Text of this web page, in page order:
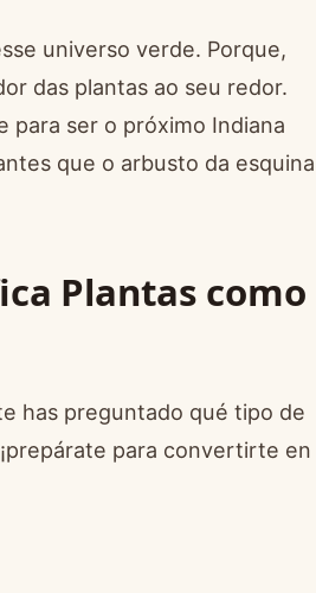
universo verde. Porque,
das plantas ao seu redor.
para ser o próximo Indiana
que o arbusto da esquina
Plantas como
has preguntado qué tipo de
para convertirte en